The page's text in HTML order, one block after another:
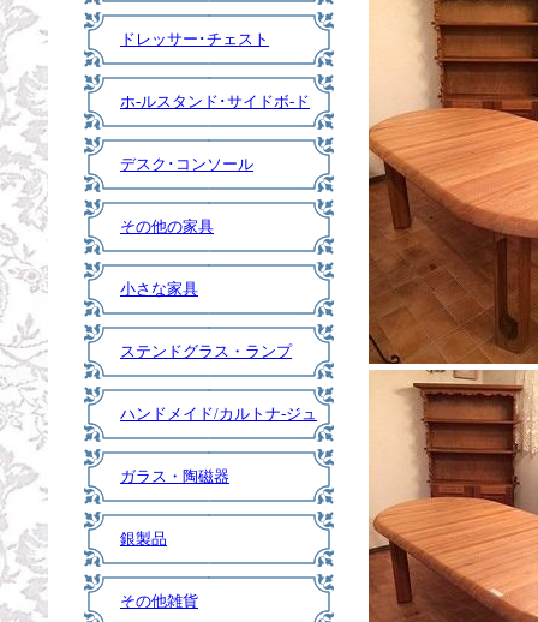
ドレッサー･チェスト
ホ-ルスタンド･サイドボ-ド
デスク･コンソール
その他の家具
小さな家具
ステンドグラス・ランプ
ハンドメイド/カルトナ-ジュ
ガラス・陶磁器
銀製品
その他雑貨